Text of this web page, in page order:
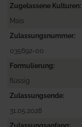
Zugelassene Kulturen
Mais
Zulassungsnummer
035692-00
Formulierung
flüssig
Zulassungsende
31.05.2028